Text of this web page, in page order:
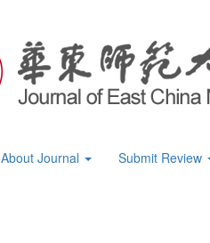
About Journal Submit Review